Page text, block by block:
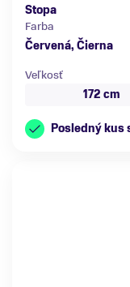
Stopa
Farba
Červená, Čierna
Veľkosť
172 cm
Posledný kus